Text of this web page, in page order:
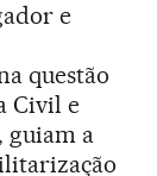
e
questão
Civil e
guiam a